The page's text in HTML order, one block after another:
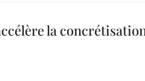
la